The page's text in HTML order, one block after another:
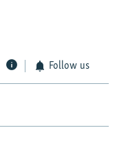
Follow us